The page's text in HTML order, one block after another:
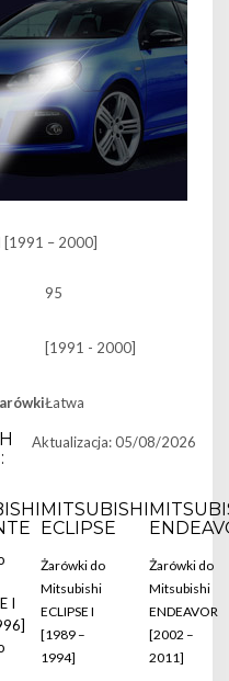
[1991 – 2000]
95
[1991 - 2000]
Łatwa
Aktualizacja: 05/08/2026
I
MITSUBISHI
ECLIPSE
Żarówki do
Mitsubishi
ECLIPSE I
[1989 –
1994]
Żarówki do
Mitsubishi
ENDEAVOR
[2002 –
2011]